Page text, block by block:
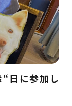
日に参加し